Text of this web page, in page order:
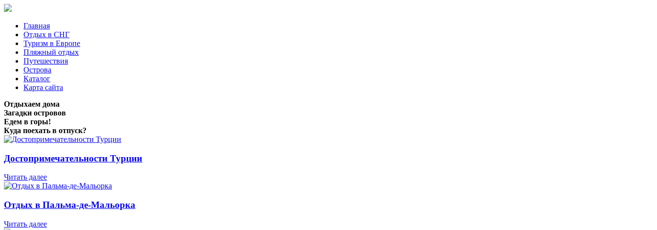
Главная
Отдых в СНГ
Туризм в Европе
Пляжный отдых
Путешествия
Острова
Каталог
Карта сайта
Отдыхаем дома
Загадки островов
Едем в горы!
Куда поехать в отпуск?
Достопримечательности Турции
Читать далее
Отдых в Пальма-де-Мальорка
Читать далее